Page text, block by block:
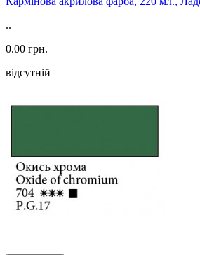
..
0.00 грн.
відсутній